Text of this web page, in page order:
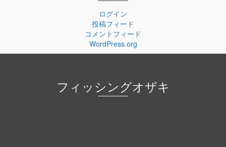
ログイン
投稿フィード
コメントフィード
WordPress.org
フィッシングオザキ